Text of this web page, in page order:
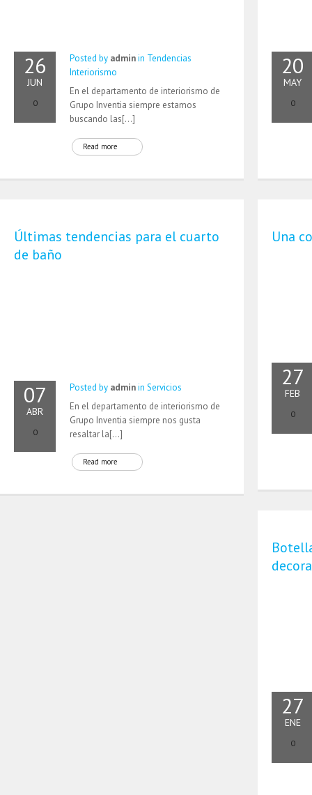
26
JUN
0
Posted by adminin Tendencias
Interiorismo
En el departamento de interiorismo de
Grupo Inventia siempre estamos
buscando las[…]
Read more
20
MAY
0
Últimas tendencias para el cuarto
de baño
07
ABR
0
Posted by adminin Servicios
En el departamento de interiorismo de
Grupo Inventia siempre nos gusta
resaltar la[…]
Read more
Una
27
FEB
0
27
ENE
0